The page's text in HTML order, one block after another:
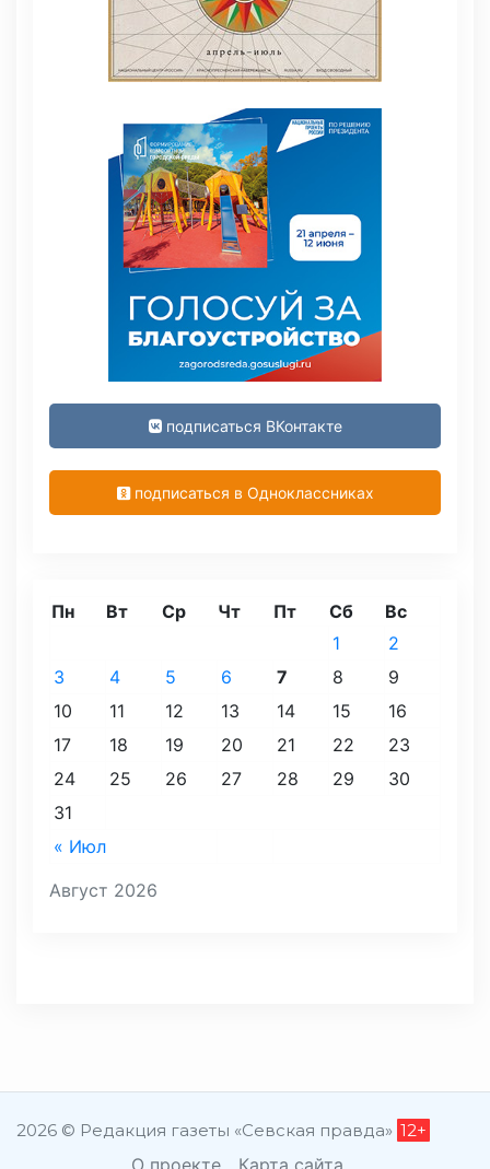
подписаться ВКонтакте
подписаться в Одноклассниках
Август 2026
Пн Вт Ср Чт Пт Сб Вс
« Июл
1
2
3
4 5 6 7 8
9
10
11 12 13 14 15
16
17
18 19 20 21 22
23
24
25 26 27 28 29
30
31
2026 © Редакция газеты «Севская правда» 12+
О проекте Карта сайта